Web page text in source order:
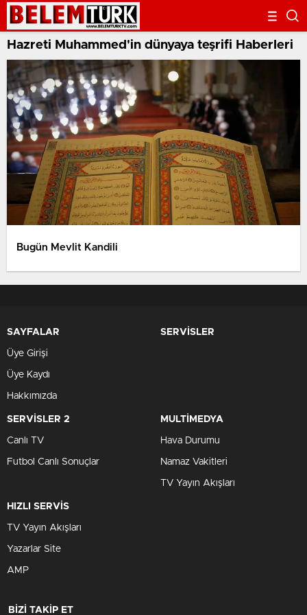
Hazreti Muhammed'in dünyaya teşrifi Haberleri
Bugün Mevlit Kandili
SAYFALAR
Üye Girişi
Üye Kaydı
Hakkımızda
SERVİSLER
SERVİSLER 2
Canlı TV
Futbol Canlı Sonuçlar
MULTİMEDYA
Hava Durumu
Namaz Vakitleri
TV Yayın Akışları
HIZLI SERVİS
TV Yayın Akışları
Yazarlar Site
AMP
BİZİ TAKİP ET